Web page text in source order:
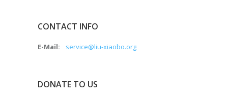
CONTACT INFO
E-Mail: service@liu-xiaobo.org
DONATE TO US